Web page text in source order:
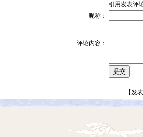
引用发表评
昵称：
评论内容：
【发